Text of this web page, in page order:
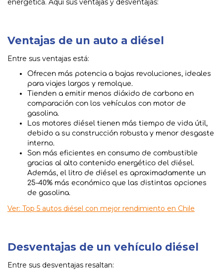
energética. Aquí sus ventajas y desventajas:
Ventajas de un auto a diésel
Entre sus ventajas está:
Ofrecen más potencia a bajas revoluciones, ideales
para viajes largos y remolque.
Tienden a emitir menos dióxido de carbono en
comparación con los vehículos con motor de
gasolina.
Los motores diésel tienen más tiempo de vida útil,
debido a su construcción robusta y menor desgaste
interno.
Son más eficientes en consumo de combustible
gracias al alto contenido energético del diésel.
Además, el litro de diésel es aproximadamente un
25-40% más económico que las distintas opciones
de gasolina.
Ver: Top 5 autos diésel con mejor rendimiento en Chile
Desventajas de un vehículo diésel
Entre sus desventajas resaltan: